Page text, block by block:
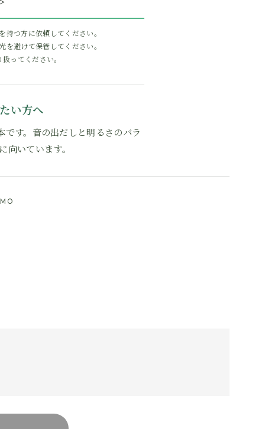
つ方に依頼してください。
避けて保管してください。
ってください。
い方へ
す。音の出だしと明るさのバラ
いています。